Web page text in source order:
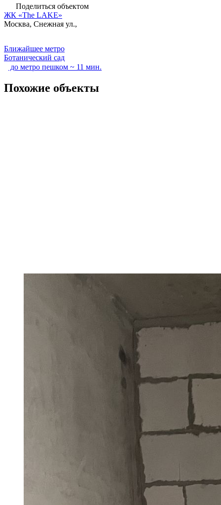
Поделиться объектом
ЖК «The LAKE»
Москва, Снежная ул.,
Ближайшее метро
Ботанический сад
до метро пешком ~ 11 мин.
Похожие объекты